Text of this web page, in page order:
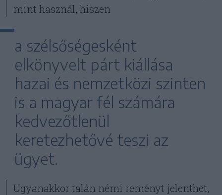
mint használ, hiszen
a szélsőségesként
elkönyvelt párt kiállása
hazai és nemzetközi szinten
is a magyar fél számára
kedvezőtlenül
keretezhetővé teszi az
ügyet.
Ugyanakkor talán némi reményt jelenthet,